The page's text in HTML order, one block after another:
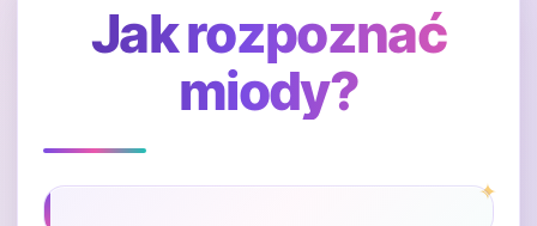
Jak rozpoznać
miody?